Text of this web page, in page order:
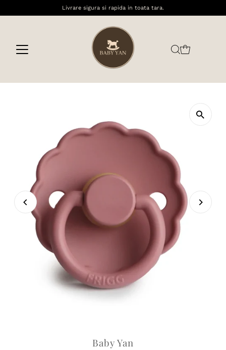
Livrare sigura si rapida in toata tara.
Baby Yan